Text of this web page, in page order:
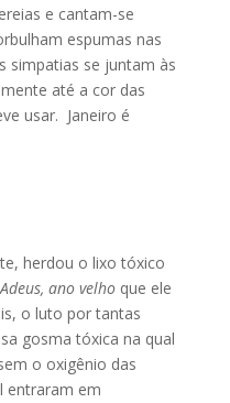
e cantam-se
espumas nas
simpatias se juntam às
até a cor das
usar. Janeiro é
herdou o lixo tóxico
Adeus, ano velhoque ele
o luto por tantas
gosma tóxica na qual
o oxigênio das
entraram em